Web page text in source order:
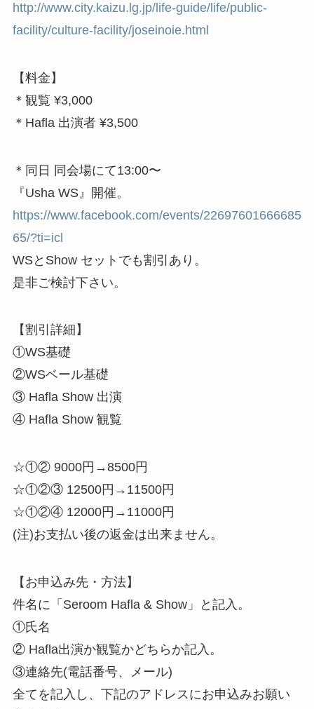
http://www.city.kaizu.lg.jp/life-guide/life/public-
facility/culture-facility/joseinoie.html
【料金】
＊観覧 ¥3,000
＊Hafla 出演者 ¥3,500
＊同日 同会場にて13:00〜
『Usha WS』開催。
https://www.facebook.com/events/22697601666685
65/?ti=icl
WSとShow セットでも割引あり。
是非ご検討下さい。
【割引詳細】
①WS基礎
②WSベール基礎
③ Hafla Show 出演
④ Hafla Show 観覧
☆①② 9000円→8500円
☆①②③ 12500円→11500円
☆①②④ 12000円→11000円
(注)お支払い後の返金は出来ません。
【お申込み先・方法】
件名に「Seroom Hafla & Show」と記入。
①氏名
② Hafla出演か観覧かどちらか記入。
③連絡先(電話番号、メール)
全てを記入し、下記のアドレスにお申込みお願い